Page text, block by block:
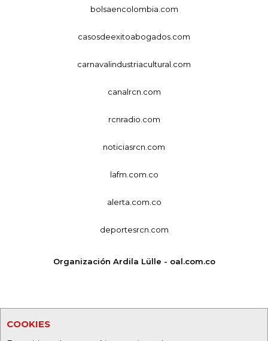
COOKIES
bolsaencolombia.com
casosdeexitoabogados.com
carnavalindustriacultural.com
canalrcn.com
rcnradio.com
noticiasrcn.com
lafm.com.co
alerta.com.co
deportesrcn.com
Organización Ardila Lülle - oal.com.co